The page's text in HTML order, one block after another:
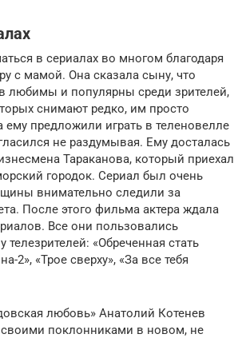
в сериалах во многом благодаря
с мамой. Она сказала сыну, что
любимы и популярны среди зрителей,
снимают редко, им просто
ему предложили играть в теленовелле
не раздумывая. Ему досталась
Тараканова, который приехал
городок. Сериал был очень
внимательно следили за
После этого фильма актера ждала
Все они пользовались
телезрителей: «Обреченная стать
2», «Трое сверху», «За все тебя
любовь» Анатолий Котенев
своими поклонниками в новом, не